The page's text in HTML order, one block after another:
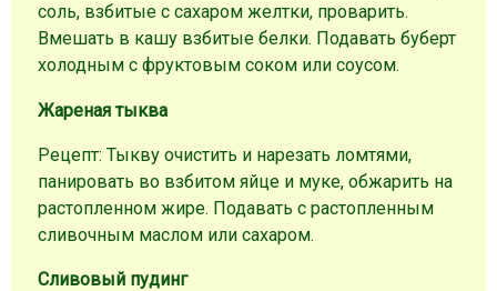
соль, взбитые с сахаром желтки, проварить.
Вмешать в кашу взбитые белки. Подавать буберт
холодным с фруктовым соком или соусом.
Жареная тыква
Рецепт: Тыкву очистить и нарезать ломтями,
панировать во взбитом яйце и муке, обжарить на
растопленном жире. Подавать с растопленным
сливочным маслом или сахаром.
Сливовый пудинг